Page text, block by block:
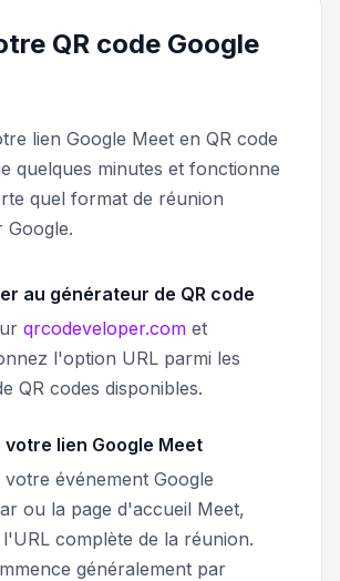
QR code Google
lien Google Meet en QR code
quelques minutes et fonctionne
quel format de réunion
Google.
au générateur de QR code
qrcodeveloper.com et
l'option URL parmi les
QR codes disponibles.
votre lien Google Meet
votre événement Google
ou la page d'accueil Meet,
complète de la réunion.
généralement par